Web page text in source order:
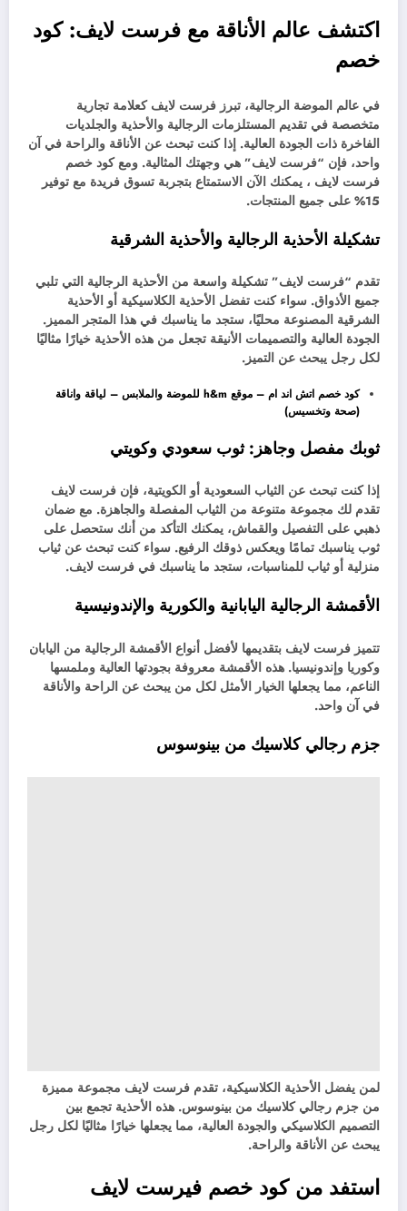
اكتشف عالم الأناقة مع فرست لايف: كود
خصم
في عالم الموضة الرجالية، تبرز فرست لايف كعلامة تجارية
متخصصة في تقديم المستلزمات الرجالية والأحذية والجلديات
الفاخرة ذات الجودة العالية. إذا كنت تبحث عن الأناقة والراحة في آن
واحد، فإن “فرست لايف” هي وجهتك المثالية. ومع كود خصم
فرست لايف ، يمكنك الآن الاستمتاع بتجربة تسوق فريدة مع توفير
15% على جميع المنتجات.
تشكيلة الأحذية الرجالية والأحذية الشرقية
تقدم “فرست لايف” تشكيلة واسعة من الأحذية الرجالية التي تلبي
جميع الأذواق. سواء كنت تفضل الأحذية الكلاسيكية أو الأحذية
الشرقية المصنوعة محليًا، ستجد ما يناسبك في هذا المتجر المميز.
الجودة العالية والتصميمات الأنيقة تجعل من هذه الأحذية خيارًا مثاليًا
لكل رجل يبحث عن التميز.
كود خصم اتش اند ام – موقع h&m للموضة والملابس – لياقة واناقة
(صحة وتخسيس)
ثوبك مفصل وجاهز: ثوب سعودي وكويتي
إذا كنت تبحث عن الثياب السعودية أو الكويتية، فإن فرست لايف
تقدم لك مجموعة متنوعة من الثياب المفصلة والجاهزة. مع ضمان
ذهبي على التفصيل والقماش، يمكنك التأكد من أنك ستحصل على
ثوب يناسبك تمامًا ويعكس ذوقك الرفيع. سواء كنت تبحث عن ثياب
منزلية أو ثياب للمناسبات، ستجد ما يناسبك في فرست لايف.
الأقمشة الرجالية اليابانية والكورية والإندونيسية
تتميز فرست لايف بتقديمها لأفضل أنواع الأقمشة الرجالية من اليابان
وكوريا وإندونيسيا. هذه الأقمشة معروفة بجودتها العالية وملمسها
الناعم، مما يجعلها الخيار الأمثل لكل من يبحث عن الراحة والأناقة
في آن واحد.
جزم رجالي كلاسيك من بينوسوس
لمن يفضل الأحذية الكلاسيكية، تقدم فرست لايف مجموعة مميزة
من جزم رجالي كلاسيك من بينوسوس. هذه الأحذية تجمع بين
التصميم الكلاسيكي والجودة العالية، مما يجعلها خيارًا مثاليًا لكل رجل
يبحث عن الأناقة والراحة.
استفد من كود خصم فيرست لايف